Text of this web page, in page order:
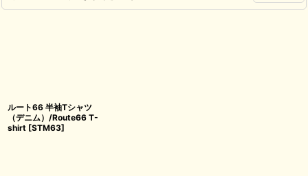
ルート66 半袖Tシャツ
（デニム）/Route66 T-
shirt [STM63]